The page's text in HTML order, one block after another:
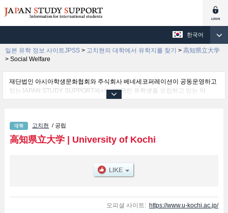
한국어
일본 유학 정보 사이트JPSS > 고치현의 대학에서 유학지를 찾기 > 高知県立大学
> Social Welfare
재단법인 아시아학생문화협회와 주식회사 베네세코퍼레이션이 공동운영하고
있는JAPAN STUDY SUPPORT에서는 외국인 유학생을 모집하고 있는 약
1,300여 개의 대학・대학원・단기대학・전문학교의 정보를 게재하고 있습니
학부및Social Welfare 학부및Nursing 학부및Nutrition 학부 등의 학부별 정보,
모집정원과 합격자수 등의 입시정보, 시설안내, 교통정보 등 외국인 유학생에
게 유익하고 필요한 정보를 게재하고 있으므로 많이 이용해 주시기 바랍니다.
고치현 / 공립
高知県立大学| University of Kochi
오피셜 사이트: https://www.u-kochi.ac.jp/